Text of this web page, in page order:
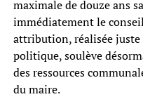
maximale de douze ans
immédiatement le
attribution, réalisée juste
politique, soulève
des ressources
du maire.